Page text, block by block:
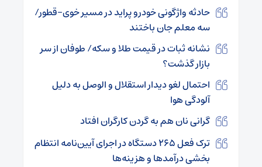
حادثه واژگونی خودرو پراید در مسیر خوی-قطور/
سه معلم جان باختند
نشانه ثبات در قیمت طلا و سکه/ طوفان از سر
بازار گذشت؟
احتمال لغو دیدار استقلال و الوصل به دلیل
آلودگی هوا
گرانی نان هم به گردن کارگران افتاد
ترک فعل ۲۶۵ دستگاه در اجرای آیین‌نامه‌ انتظام
بخشی درآمدها و هزینه‌ها